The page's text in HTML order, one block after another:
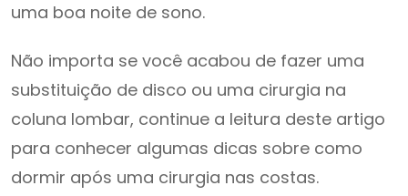
uma boa noite de sono.
Não importa se você acabou de fazer uma
substituição de disco ou uma cirurgia na
coluna lombar, continue a leitura deste artigo
para conhecer algumas dicas sobre como
dormir após uma cirurgia nas costas.